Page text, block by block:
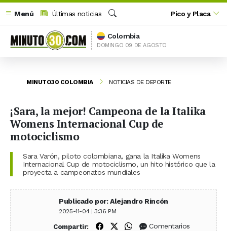
Menú
Últimas noticias
Buscar
Pico y Placa
Colombia
DOMINGO 09 DE AGOSTO
MINUTO30 COLOMBIA NOTICIAS DE DEPORTE
¡Sara, la mejor! Campeona de la Italika
Womens Internacional Cup de
motociclismo
Sara Varón, piloto colombiana, gana la Italika Womens
Internacional Cup de motociclismo, un hito histórico que la
proyecta a campeonatos mundiales
Publicado por: Alejandro Rincón
2025-11-04 | 3:36 PM
Compartir: Compartir en Facebook
Compartir en X (Twitter)
Compartir en WhatsApp
Comentarios